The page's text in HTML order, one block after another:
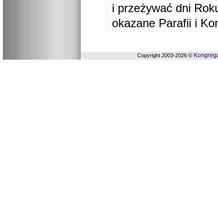
i przeżywać dni
okazane Parafii i
Copyright 2003-2026 ©